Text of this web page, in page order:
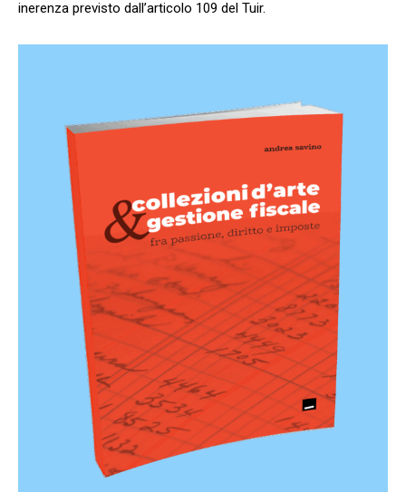
inerenza previsto dall’articolo 109 del Tuir.